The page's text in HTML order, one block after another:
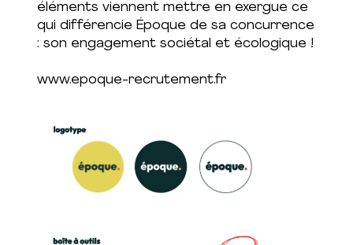
éléments viennent mettre en exergue ce
qui différencie Époque de sa concurrence
: son engagement sociétal et écologique !
www.epoque-recrutement.fr